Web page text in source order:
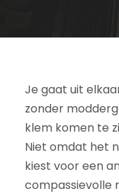
Je gaat uit
zonder
klem komen te
Niet omdat het
kiest voor een
compassievolle